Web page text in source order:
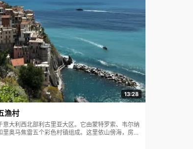
13:28
渔村
大利西北部利古里亚大区。它由蒙特罗索、韦尔纳
奥马焦雷五个彩色村镇组成。这里依山傍海，房屋
文化遗产。